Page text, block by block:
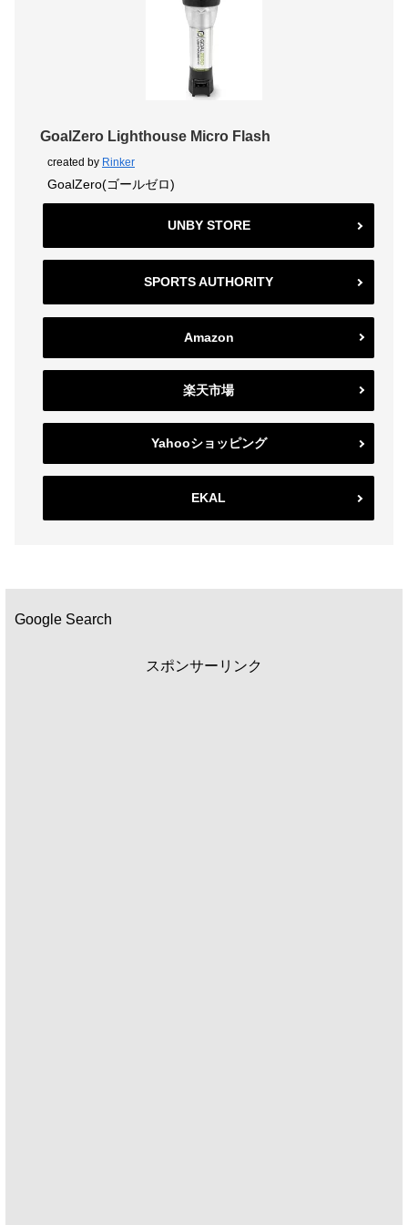
GoalZero Lighthouse Micro Flash
created by Rinker
GoalZero(ゴールゼロ)
UNBY STORE
SPORTS AUTHORITY
Amazon
楽天市場
Yahooショッピング
EKAL
Google Search
スポンサーリンク